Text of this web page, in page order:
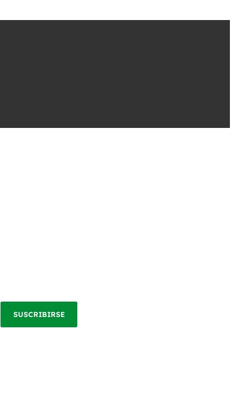
SUSCRIBIRSE